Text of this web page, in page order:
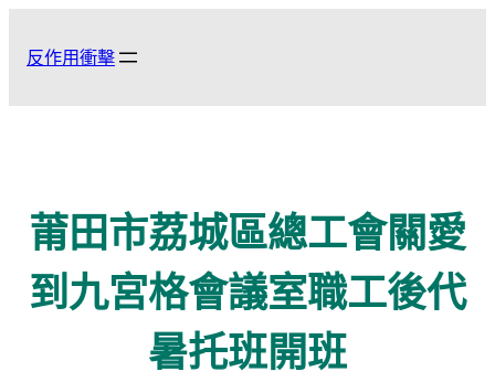
反作用衝擊
莆田市荔城區總工會關愛
到九宮格會議室職工後代
暑托班開班